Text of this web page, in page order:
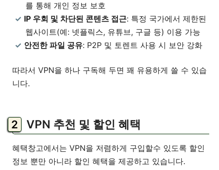
를 통해 개인 정보 보호
IP 우회 및 차단된 콘텐츠 접근: 특정 국가에서 제한된
웹사이트(예: 넷플릭스, 유튜브, 구글 등) 이용 가능
안전한 파일 공유: P2P 및 토렌트 사용 시 보안 강화
따라서 VPN을 하나 구독해 두면 꽤 유용하게 쓸 수 있습
니다.
VPN 추천 및 할인 혜택
혜택창고에서는 VPN을 저렴하게 구입할수 있도록 할인
정보 뿐만 아니라 할인 혜택을 제공하고 있습니다.